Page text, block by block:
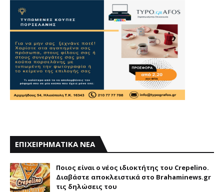
ΕΠΙΧΕΙΡΗΜΑΤΙΚΑ ΝΕΑ
Ποιος είναι ο νέος ιδιοκτήτης του Crepelino.
Διαβάστε αποκλειστικά στο Brahaminews.gr
τις δηλώσεις του